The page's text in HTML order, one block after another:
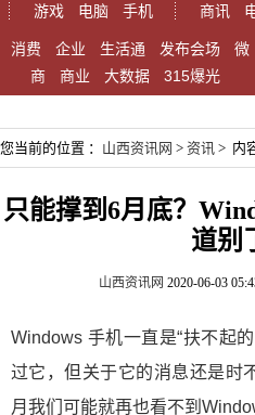
游戏
电脑 手机
商讯
消费 企业 生活通 发布会场
微
商
商业 大数据 315爆光
您当前的位置 ： 山西资讯网 > 资讯 > 内
只能撑到6月底？
道别
山西资讯网 2020-06-03
Windows 手机一直是“扶不起
过它，但关于它的消息还是时
月我们可能就再也看不到